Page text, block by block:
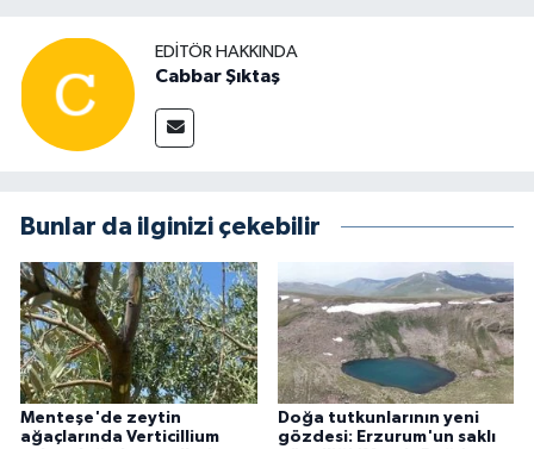
EDITÖR HAKKINDA
Cabbar Şıktaş
Bunlar da ilginizi çekebilir
Menteşe'de zeytin
ağaçlarında Verticillium
Doğa tutkunlarının yeni
gözdesi: Erzurum'un saklı